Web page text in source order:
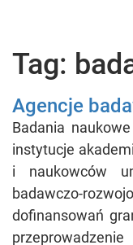
Tag:
Agencje
Badania
instytucje
i naukowców
badawczo-
dofinansowań